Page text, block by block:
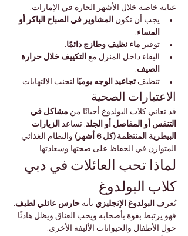
عناية خاصة خلال الأشهر الحارة في الإمارات:
يجب أن تكون المشاوير في الصباح الباكر أو
المساء.
توفير ماء نظيف وطازج دائمًا.
البقاء داخل المنزل مع التكييف خلال حرارة
الصيف.
تنظيف تجاعيد الوجه يوميًا لتجنب الالتهابات.
الاعتبارات الصحية
قد تعاني كلاب البولدوغ أحيانًا من مشاكل في
التنفس أو المفاصل أو الجلد. تساعد الزيارات
البيطرية المنتظمة (كل 6 أشهر)
والنظام الغذائي
المتوازن في الحفاظ على صحتها وسعادتها.
لماذا تحب العائلات في دبي
كلاب البولدوغ
يُعرف البولدوغ الإنجليزي بأنه حارس عائلي لطيف.
فهو يرتبط بقوة بأصحابه ويحب العناق ويظل هادئًا
حول الأطفال والحيوانات الأليفة الأخرى.